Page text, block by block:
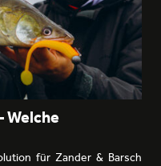
Welche
für Zander & Barsch